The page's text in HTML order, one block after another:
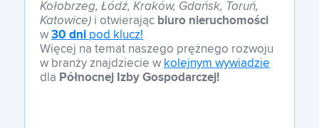
Kołobrzeg, Łódź, Kraków, Gdańsk, Toruń,
Katowice) i otwierając biuro nieruchomości
w 30 dni pod klucz!
Więcej na temat naszego prężnego rozwoju
w branży znajdziecie w kolejnym wywiadzie
dla Północnej Izby Gospodarczej!